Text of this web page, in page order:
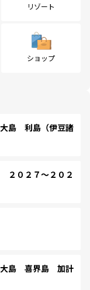
リゾート
ショップ
島 利島（伊豆諸
０２７～２０２
島 喜界島 加計